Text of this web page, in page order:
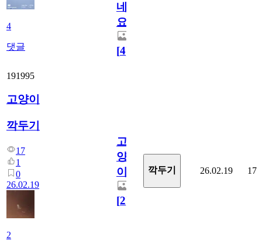
4
댓글
네
요
[4]
191995
고양이
깍두기
17
1
0
26.02.19
2
고
양
이
[2]
깍두기 26.02.19 17